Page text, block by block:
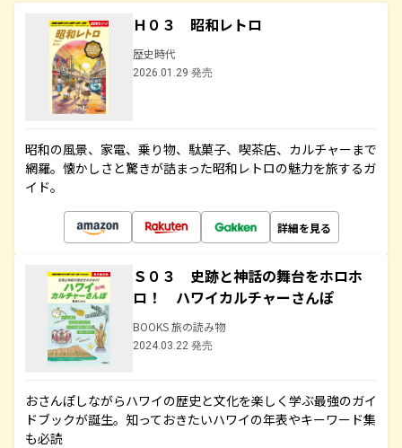
Ｈ０３ 昭和レトロ
歴史時代
2026.01.29 発売
昭和の風景、家電、乗り物、駄菓子、喫茶店、カルチャーまで
網羅。懐かしさと驚きが詰まった昭和レトロの魅力を旅するガ
イド。
詳細を見る
Ｓ０３ 史跡と神話の舞台をホロホ
ロ！ ハワイカルチャーさんぽ
BOOKS 旅の読み物
2024.03.22 発売
おさんぽしながらハワイの歴史と文化を楽しく学ぶ最強のガイ
ドブックが誕生。知っておきたいハワイの年表やキーワード集
も必読